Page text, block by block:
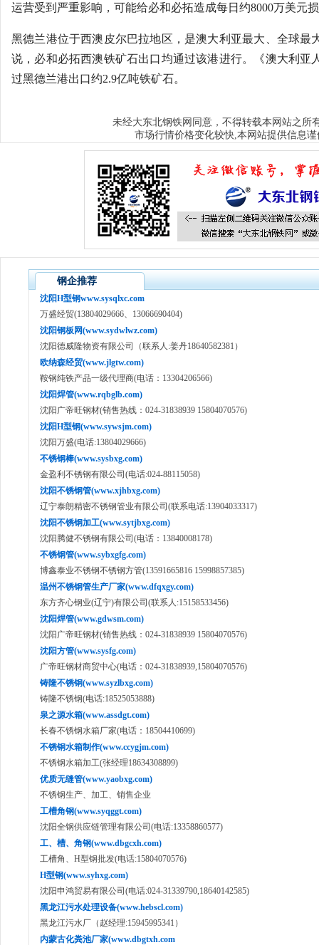
运营受到严重影响，可能给必和必拓造成每日约8000万美元
黑德兰港位于西澳皮尔巴拉地区，是澳大利亚最大、全球最
说，必和必拓西澳铁矿石出口均通过该港进行。《澳大利亚
过黑德兰港出口约2.9亿吨铁矿石。
未经大东北钢铁网 同意，不得转载本网站之所
市场行情价格变化较快,本网站提供信息
钢企推荐
沈阳H型钢www.sysqlxc.com
万盛经贸(13804029666、13066690404)
沈阳钢板网(www.sydwlwz.com)
沈阳德威隆物资有限公司（联系人:姜丹18640582381）
欧纳森经贸(www.jlgtw.com)
鞍钢纯铁产品一级代理商(电话：13304206566)
沈阳焊管(www.rqbglb.com)
沈阳广帝旺钢材(销售热线：024-31838939 15804070576)
沈阳H型钢(www.sywsjm.com)
沈阳万盛(电话:13804029666)
不锈钢棒(www.sysbxg.com)
金盈利不锈钢有限公司(电话:024-88115058)
沈阳不锈钢管(www.xjhbxg.com)
辽宁泰朗精密不锈钢管业有限公司(联系电话:13904033317)
沈阳不锈钢加工(www.sytjbxg.com)
沈阳腾健不锈钢有限公司(电话：13840008178)
不锈钢管(www.sybxgfg.com)
博鑫泰业不锈钢不锈钢方管(13591665816 15998857385)
温州不锈钢管生产厂家(www.dfqxgy.com)
东方齐心钢业(辽宁)有限公司(联系人:15158533456)
沈阳焊管(www.gdwsm.com)
沈阳广帝旺钢材(销售热线：024-31838939 15804070576)
沈阳方管(www.sysfg.com)
广帝旺钢材商贸中心(电话：024-31838939,15804070576)
铸隆不锈钢(www.syzlbxg.com)
铸隆不锈钢(电话:18525053888)
泉之源水箱(www.assdgt.com)
长春不锈钢水箱厂家(电话：18504410699)
不锈钢水箱制作(www.ccygjm.com)
不锈钢水箱加工(张经理18634308899)
优质无缝管(www.yaobxg.com)
不锈钢生产、加工、销售企业
工槽角钢(www.syqggt.com)
沈阳全钢供应链管理有限公司(电话:13358860577)
工、槽、角钢(www.dbgcxh.com)
工槽角、H型钢批发(电话:15804070576)
H型钢(www.syhxg.com)
沈阳申鸿贸易有限公司(电话:024-31339790,18640142585)
黑龙江污水处理设备(www.hebscl.com)
黑龙江污水厂（赵经理:15945995341）
内蒙古化粪池厂家(www.dbgtxh.com